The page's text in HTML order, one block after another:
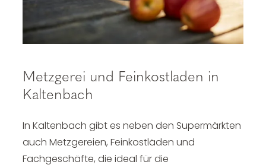
Metzgerei und Feinkostladen in
Kaltenbach
In Kaltenbach gibt es neben den Supermärkten
auch Metzgereien, Feinkostläden und
Fachgeschäfte, die ideal für die